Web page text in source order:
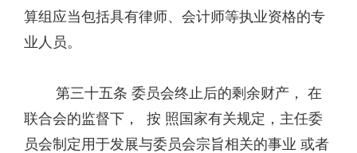
算组应当包括具有律师、会计师等执业资格的专
业人员。
第三十五条 委员会终止后的剩余财产， 在
联合会的监督下， 按 照国家有关规定，主任委
员会制定用于发展与委员会宗旨相关的事业 或者